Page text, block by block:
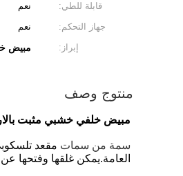
قابلة للطي:
نعم
جهاز التحكم:
نعم
إبراز:
مبيض
منتوج وصف
مبيض خلفي خشبي مثبت
سمة من سمات مقعد
العامة.يمكن غلقها وفتحها